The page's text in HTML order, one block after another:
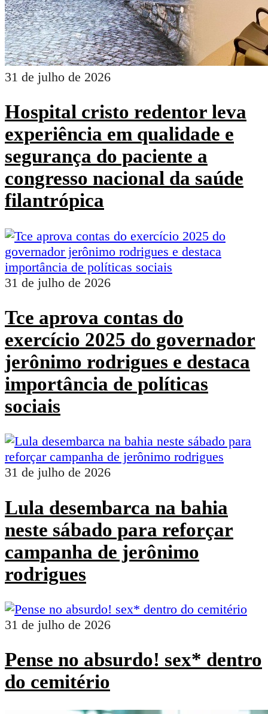
31 de julho de 2026
Hospital cristo redentor leva
experiência em qualidade e
segurança do paciente a
congresso nacional da saúde
filantrópica
31 de julho de 2026
Tce aprova contas do
exercício 2025 do governador
jerônimo rodrigues e destaca
importância de políticas
sociais
31 de julho de 2026
Lula desembarca na bahia
neste sábado para reforçar
campanha de jerônimo
rodrigues
31 de julho de 2026
Pense no absurdo! sex* dentro
do cemitério